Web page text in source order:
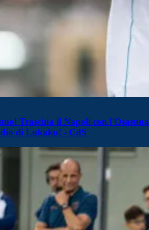
Trascina il Napoli con l'Osasuna
di Lukaku! - CdS